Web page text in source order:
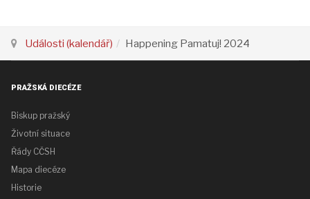
Události (kalendář) Happening Pamatuj! 2024
PRAŽSKÁ DIECÉZE
Biskup pražský
Životní situace
Řády CČSH
Mapa diecéze
Historie